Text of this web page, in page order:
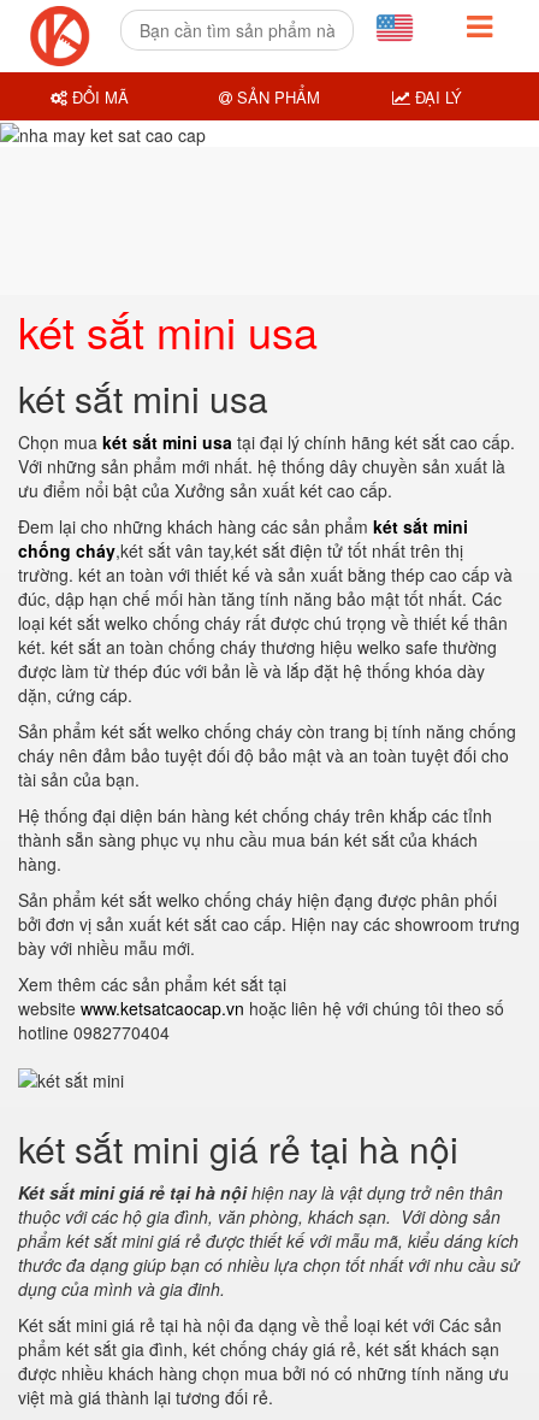
két sắt mini usa
két sắt mini usa
Chọn mua két sắt mini usa tại đại lý chính hãng két sắt cao cấp.
Với những sản phẩm mới nhất. hệ thống dây chuyền sản xuất là
ưu điểm nổi bật của Xưởng sản xuất két cao cấp.
Đem lại cho những khách hàng các sản phẩm két sắt mini
chống cháy,két sắt vân tay,két sắt điện tử tốt nhất trên thị
trường. két an toàn với thiết kế và sản xuất bằng thép cao cấp và
đúc, dập hạn chế mối hàn tăng tính năng bảo mật tốt nhất. Các
loại két sắt welko chống cháy rất được chú trọng về thiết kế thân
két. két sắt an toàn chống cháy thương hiệu welko safe thường
được làm từ thép đúc với bản lề và lắp đặt hệ thống khóa dày
dặn, cứng cáp.
Sản phẩm két sắt welko chống cháy còn trang bị tính năng chống
cháy nên đảm bảo tuyệt đối độ bảo mật và an toàn tuyệt đối cho
tài sản của bạn.
Hệ thống đại diện bán hàng két chống cháy trên khắp các tỉnh
thành sẵn sàng phục vụ nhu cầu mua bán két sắt của khách
hàng.
Sản phẩm két sắt welko chống cháy hiện đạng được phân phối
bởi đơn vị sản xuất két sắt cao cấp. Hiện nay các showroom trưng
bày với nhiều mẫu mới.
Xem thêm các sản phẩm két sắt tại
website www.ketsatcaocap.vn hoặc liên hệ với chúng tôi theo số
hotline 0982770404
két sắt mini giá rẻ tại hà nội
Két sắt mini giá rẻ tại hà nộihiện nay là vật dụng trở nên thân
thuộc với các hộ gia đình, văn phòng, khách sạn. Với dòng sản
phẩm két sắt mini giá rẻ được thiết kế với mẫu mã, kiểu dáng kích
thước đa dạng giúp bạn có nhiều lựa chọn tốt nhất với nhu cầu sử
dụng của mình và gia đinh.
Két sắt mini giá rẻ tại hà nội đa dạng về thể loại két với Các sản
phẩm két sắt gia đình, két chống cháy giá rẻ, két sắt khách sạn
được nhiều khách hàng chọn mua bởi nó có những tính năng ưu
việt mà giá thành lại tương đối rẻ.
ĐỔI MÃ SẢN PHẨM ĐẠI LÝ